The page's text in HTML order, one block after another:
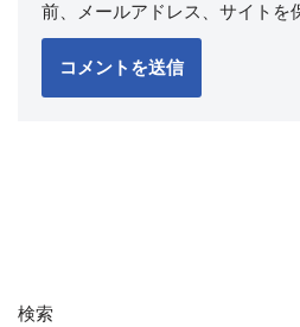
前、メールアドレス、サイトを
検索